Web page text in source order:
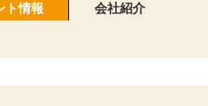
ト情報 会社紹介